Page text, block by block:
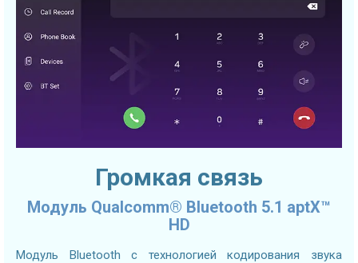
Громкая связь
Модуль Qualcomm® Bluetooth 5.1 aptX™
HD
Модуль Bluetooth с технологией кодирования звука